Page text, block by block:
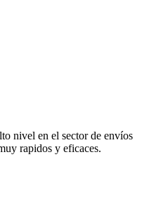
nivel en el sector de envíos
rapidos y eficaces.